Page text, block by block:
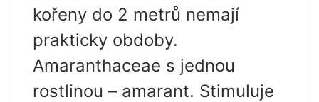
kořeny do 2 metrů nemají
prakticky obdoby.
Amaranthaceae s jednou
rostlinou – amarant. Stimuluje